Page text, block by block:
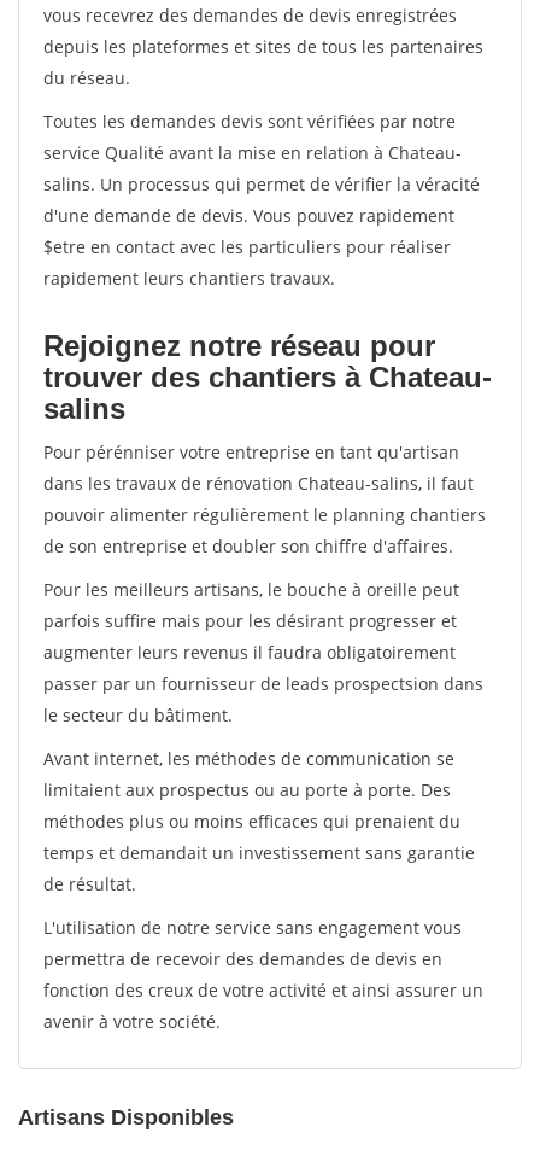
vous recevrez des demandes de devis enregistrées
depuis les plateformes et sites de tous les partenaires
du réseau.
Toutes les demandes devis sont vérifiées par notre
service Qualité avant la mise en relation à Chateau-
salins. Un processus qui permet de vérifier la véracité
d'une demande de devis. Vous pouvez rapidement
$etre en contact avec les particuliers pour réaliser
rapidement leurs chantiers travaux.
Rejoignez notre réseau pour
trouver des chantiers à Chateau-
salins
Pour pérénniser votre entreprise en tant qu'artisan
dans les travaux de rénovation Chateau-salins, il faut
pouvoir alimenter régulièrement le planning chantiers
de son entreprise et doubler son chiffre d'affaires.
Pour les meilleurs artisans, le bouche à oreille peut
parfois suffire mais pour les désirant progresser et
augmenter leurs revenus il faudra obligatoirement
passer par un fournisseur de leads prospectsion dans
le secteur du bâtiment.
Avant internet, les méthodes de communication se
limitaient aux prospectus ou au porte à porte. Des
méthodes plus ou moins efficaces qui prenaient du
temps et demandait un investissement sans garantie
de résultat.
L'utilisation de notre service sans engagement vous
permettra de recevoir des demandes de devis en
fonction des creux de votre activité et ainsi assurer un
avenir à votre société.
Artisans Disponibles